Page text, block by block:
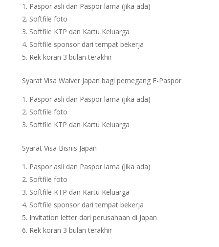
Paspor asli dan Paspor lama (jika ada)
Softfile foto
Softfile KTP dan Kartu Keluarga
Softfile sponsor dari tempat bekerja
Rek koran 3 bulan terakhir
Syarat Visa Waiver Japan bagi pemegang E-Paspor
Paspor asli dan Paspor lama (jika ada)
Softfile foto
Softfile KTP dan Kartu Keluarga
Syarat Visa Bisnis Japan
Paspor asli dan Paspor lama (jika ada)
Softfile foto
Softfile KTP dan Kartu Keluarga
Softfile sponsor dari tempat bekerja
Invitation letter dari perusahaan di Japan
Rek koran 3 bulan terakhir